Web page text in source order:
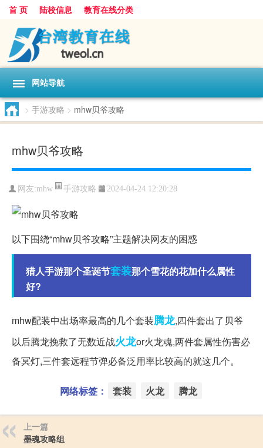
首 页 陆校信息 教育在线分类
网站导航
> 手游攻略 > mhw贝爷攻略
mhw贝爷攻略
网友:mhw 手游攻略 2024-04-24 12:20:28
以下围绕“mhw贝爷攻略”主题解决网友的困惑
猎人手游那个圣诞节套装那个雪花的花加什么属性
好?
mhw配装中出场率最高的几个套装腾龙,四件套出了贝爷
以后腾龙挽救了无数近战火龙or火龙魂,两件套属性伤害必
备冥灯,三件套远程节弹必备泛用率比较高的就这几个。
网络标签： 套装 火龙 腾龙
上一篇
墨魂攻略组